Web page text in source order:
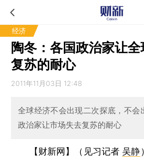
经济
陶冬：各国政治家让
复苏的耐心
2011年11月03日 12:48
全球经济不会出现二次探底，不会
政治家让市场失去复苏的耐心
【财新网】（见习记者 吴静）